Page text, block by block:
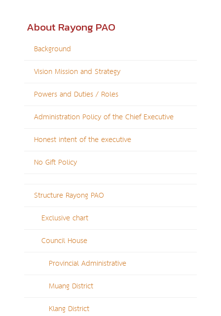
About Rayong PAO
Background
Vision Mission and Strategy
Powers and Duties / Roles
Administration Policy of the Chief Executive
Honest intent of the executive
No Gift Policy
Structure Rayong PAO
Exclusive chart
Council House
Provincial Administrative
Muang District
Klang District